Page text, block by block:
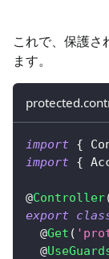
これで、保護さ
ます。
import {
import {
@Controller
export
@Get (
@